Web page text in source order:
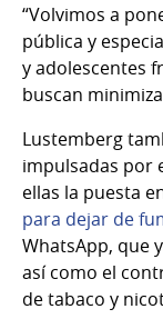
“Volvimos a
pública y
y adolescentes
buscan
Lustemberg
impulsadas por
ellas la puesta
para dejar de
WhatsApp, que
así como el
de tabaco y